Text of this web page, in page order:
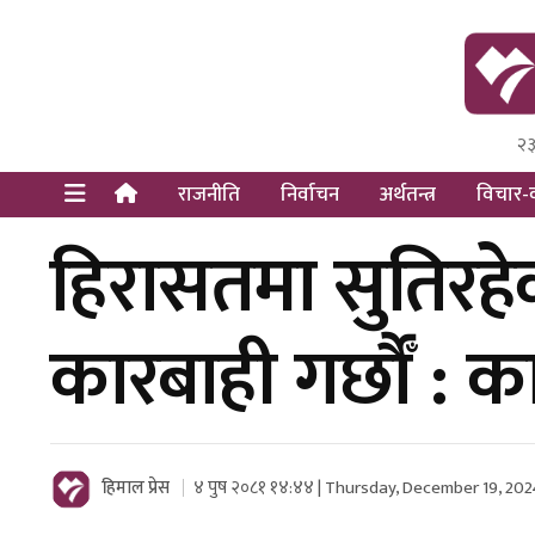
Himal
Dot
राजनीति निर्वाचन अर्थतन्त्र विचार-
हिरासतमा
कारबाही गर्छाैँ :
हिमाल प्रेस ४ पुष २०८१ १४:४४ | Thursday, December 19,